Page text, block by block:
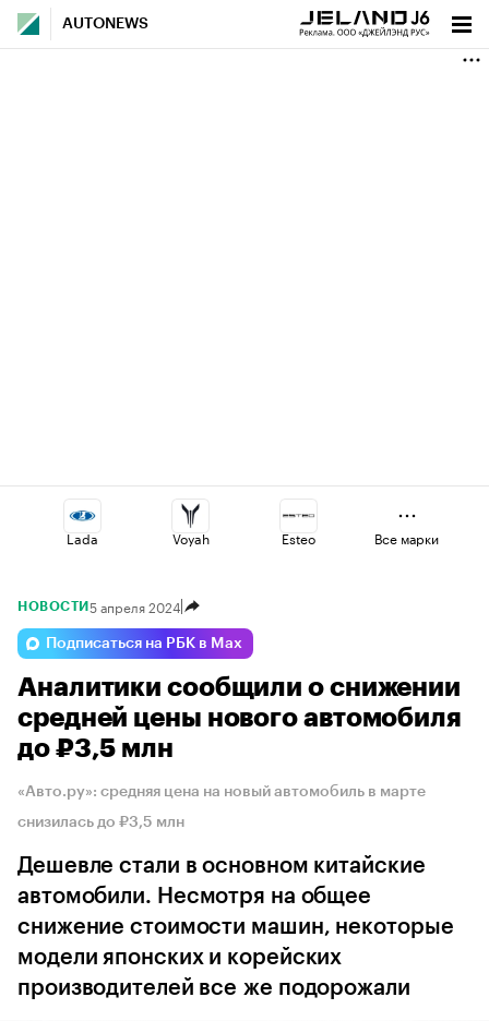
AUTONEWS
Lada Voyah Esteo
Volga Geely
Jaecoo Haval Omoda
Все марки
НОВОСТИ 5 апреля 2024
Подписаться на РБК в Max
Аналитики сообщили о снижении
средней цены нового автомобиля
до ₽3,5 млн
«Авто.ру»: средняя цена на новый автомобиль в марте
снизилась до ₽3,5 млн
Дешевле стали в основном китайские
автомобили. Несмотря на общее
снижение стоимости машин, некоторые
модели японских и корейских
производителей все же подорожали